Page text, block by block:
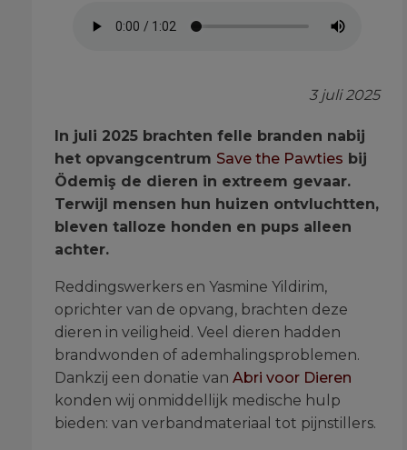
3 juli 2025
In juli 2025 brachten felle branden nabij
het opvangcentrum Save the Pawties bij
Ödemiş de dieren in extreem gevaar.
Terwijl mensen hun huizen ontvluchtten,
bleven talloze honden en pups alleen
achter.
Reddingswerkers en Yasmine Yildirim,
oprichter van de opvang, brachten deze
dieren in veiligheid. Veel dieren hadden
brandwonden of ademhalingsproblemen.
Dankzij een donatie van Abri voor Dieren
konden wij onmiddellijk medische hulp
bieden: van verbandmateriaal tot pijnstillers.